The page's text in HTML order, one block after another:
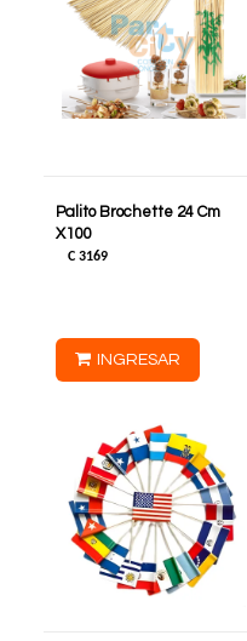
Palito Brochette 24 Cm
X100
C 3169
INGRESAR